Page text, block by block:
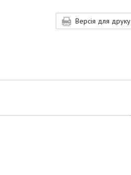
Версія для друку